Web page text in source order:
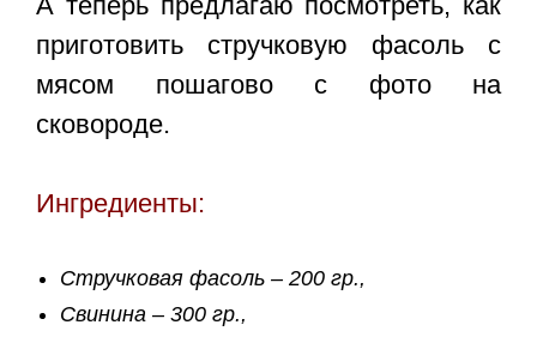
приготовить стручковую фасоль с
мясом пошаговос фото на
сковороде.
Ингредиенты:
Стручковая фасоль – 200 гр.,
Свинина – 300 гр.,